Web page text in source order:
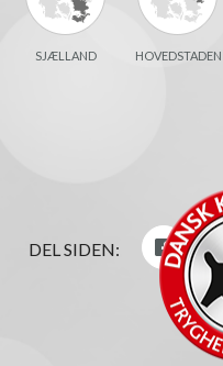
SJÆLLAND HOVEDSTADEN
DEL SIDEN: